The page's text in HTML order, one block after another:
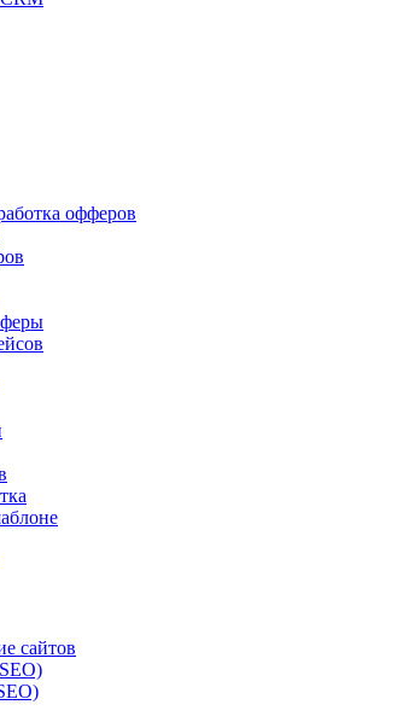
офферов
сайтов